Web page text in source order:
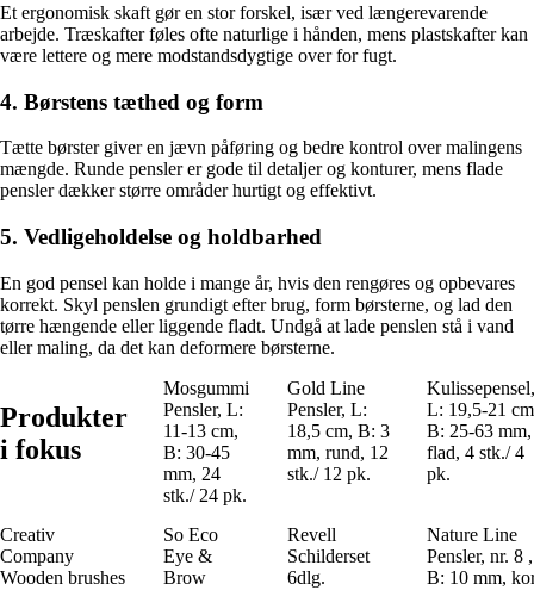
Et ergonomisk skaft gør en stor forskel, især ved længerevarende
arbejde. Træskafter føles ofte naturlige i hånden, mens plastskafter kan
være lettere og mere modstandsdygtige over for fugt.
4. Børstens tæthed og form
Tætte børster giver en jævn påføring og bedre kontrol over malingens
mængde. Runde pensler er gode til detaljer og konturer, mens flade
pensler dækker større områder hurtigt og effektivt.
5. Vedligeholdelse og holdbarhed
En god pensel kan holde i mange år, hvis den rengøres og opbevares
korrekt. Skyl penslen grundigt efter brug, form børsterne, og lad den
tørre hængende eller liggende fladt. Undgå at lade penslen stå i vand
eller maling, da det kan deformere børsterne.
Produkter
i fokus
Mosgummi
Pensler, L:
11-13 cm,
B: 30-45
mm, 24
stk./ 24 pk.
Gold Line
Pensler, L:
18,5 cm, B: 3
mm, rund, 12
stk./ 12 pk.
Kulissepensel,
L: 19,5-21
B: 25-63 mm,
flad, 4 stk./ 4
pk.
Creativ
Company
Wooden brushes
So Eco
Eye &
Brow
Revell
Schilderset
6dlg.
Nature Line
Pensler, nr. 8 ,
B: 10 mm,